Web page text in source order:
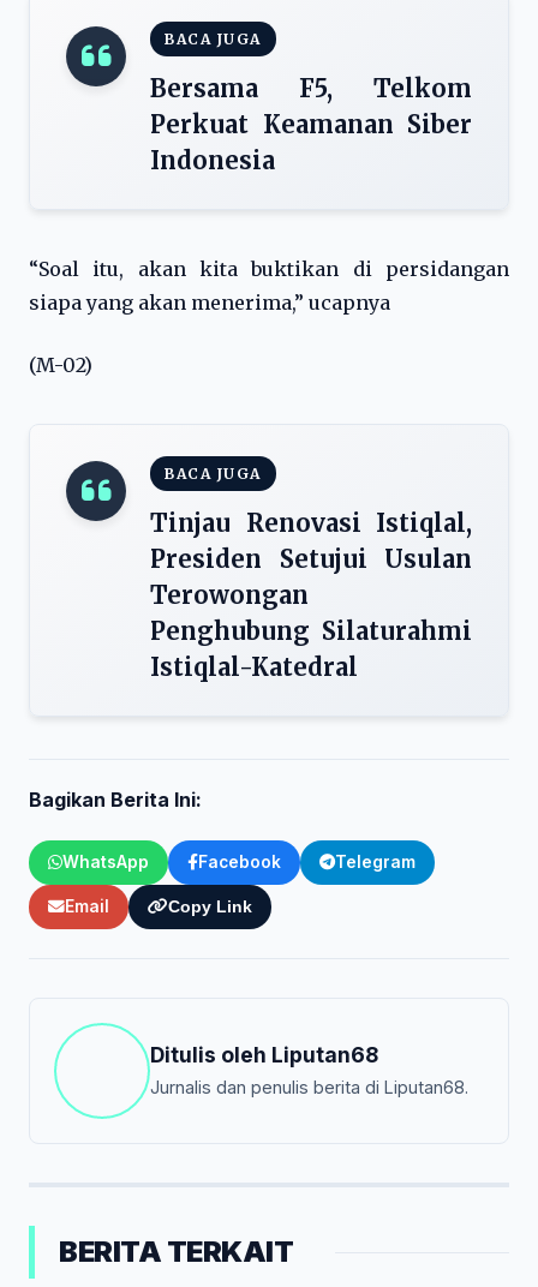
BACA JUGA
Bersama F5, Telkom
Perkuat Keamanan Siber
Indonesia
“Soal itu, akan kita buktikan di persidangan
siapa yang akan menerima,” ucapnya
(M-02)
BACA JUGA
Tinjau Renovasi Istiqlal,
Presiden Setujui Usulan
Terowongan
Penghubung Silaturahmi
Istiqlal-Katedral
Bagikan Berita Ini:
WhatsApp Facebook Telegram
Email Copy Link
Ditulis oleh Liputan68
Jurnalis dan penulis berita di Liputan68.
BERITA TERKAIT